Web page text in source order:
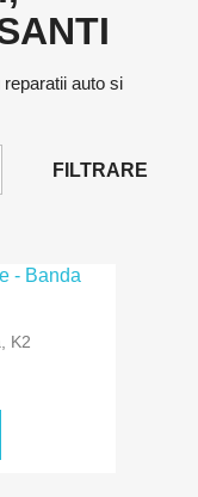
auto si
FILTRARE
K2